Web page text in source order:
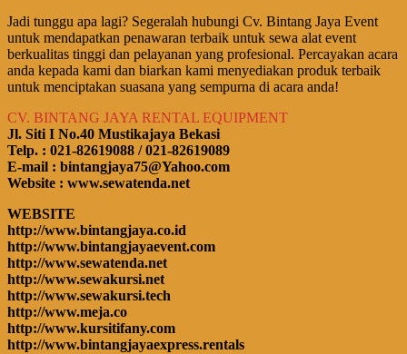
Jadi tunggu apa lagi? Segeralah hubungi Cv. Bintang Jaya Event
untuk mendapatkan penawaran terbaik untuk sewa alat event
berkualitas tinggi dan pelayanan yang profesional. Percayakan acara
anda kepada kami dan biarkan kami menyediakan produk terbaik
untuk menciptakan suasana yang sempurna di acara anda!
CV. BINTANG JAYA RENTAL EQUIPMENT
Jl. Siti I No.40 Mustikajaya Bekasi
Telp. : 021-82619088 / 021-82619089
E-mail : bintangjaya75@Yahoo.com
Website : www.sewatenda.net
WEBSITE
http://www.bintangjaya.co.id
http://www.bintangjayaevent.com
http://www.sewatenda.net
http://www.sewakursi.net
http://www.sewakursi.tech
http://www.meja.co
http://www.kursitifany.com
http://www.bintangjayaexpress.rentals